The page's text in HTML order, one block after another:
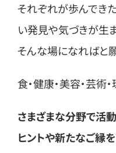
それぞれが歩んでき
い発見や気づきが生
そんな場になればと願
食・健康・美容・芸術・
さまざまな分野で活
ヒントや新たなご縁